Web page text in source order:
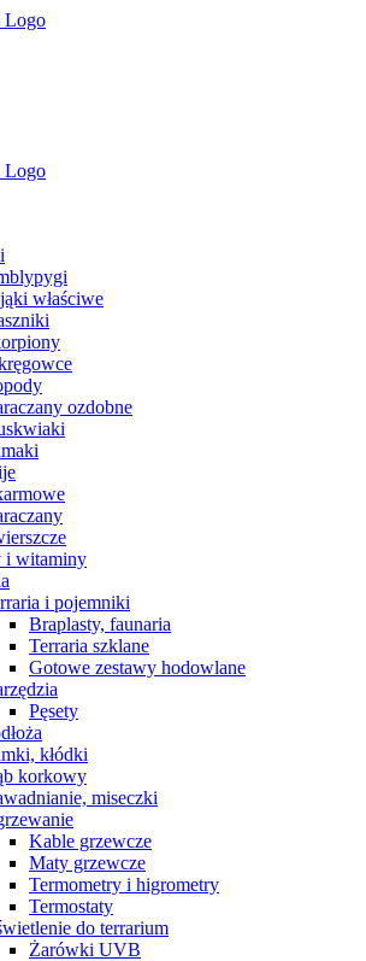
właściwe
ozdobne
i witaminy
i pojemniki
Braplasty, faunaria
Terraria szklane
Gotowe zestawy hodowlane
Pęsety
kłódki
korkowy
miseczki
Kable grzewcze
Maty grzewcze
Termometry i higrometry
Termostaty
do terrarium
Żarówki UVB